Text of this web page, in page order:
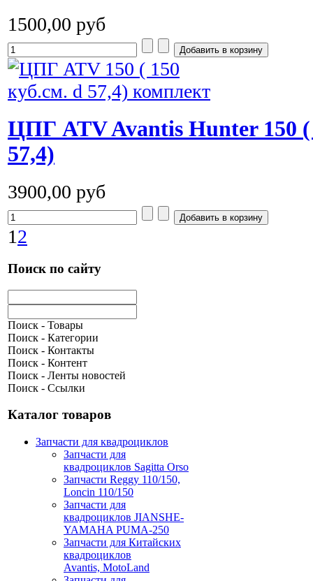
1500,00 руб
ЦПГ ATV Avantis Hunter 150 (
57,4)
3900,00 руб
12
Поиск по сайту
Поиск - Товары
Поиск - Категории
Поиск - Контакты
Поиск - Контент
Поиск - Ленты новостей
Поиск - Ссылки
Каталог товаров
Запчасти для квадроциклов
Запчасти для
квадроциклов Sagitta Orso
Запчасти Reggy 110/150,
Loncin 110/150
Запчасти для
квадроциклов JIANSHE-
YAMAHA PUMA-250
Запчасти для Китайских
квадроциклов
Avantis, MotoLand